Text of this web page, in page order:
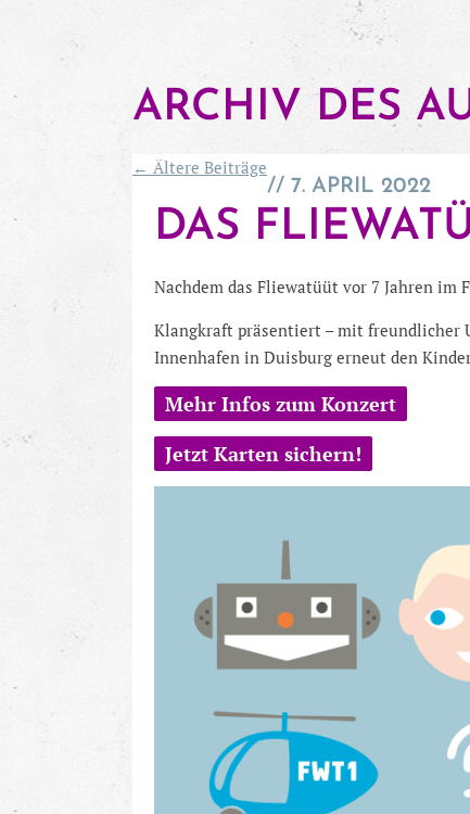
ARCHIV DES
ARTIKELNAVIGATION
← Ältere Beiträge
7. APRIL 2022
DAS
Nachdem das Fliewatüüt vor 7 Jahren
Klangkraft präsentiert – mit freundlicher
Innenhafen in Duisburg erneut den
Mehr Infos zum Konzert
Jetzt Karten sichern!